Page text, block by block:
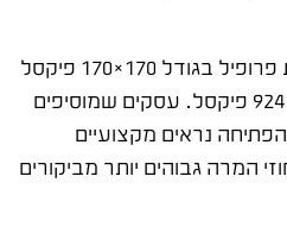
לאחר הפתיחה, הוסף תמונת פרופיל בגודל 170×170 פיקסל
ותמונת כריכה בגודל 1640×924 פיקסל. עסקים שמוסיפים
נראים מקצועיים
המרה גבוהים יותר מביקורים